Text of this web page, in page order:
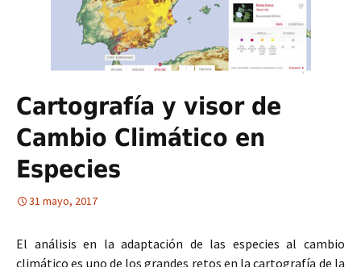
Cartografía y visor de
Cambio Climático en
Especies
31 mayo, 2017
El análisis en la adaptación de las especies al cambio
climático es uno de los grandes retos en la cartografía de la